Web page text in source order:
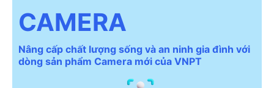
CAMERA
Nâng cấp chất lượng sống và an ninh gia đình với
dòng sản phẩm Camera mới của VNPT